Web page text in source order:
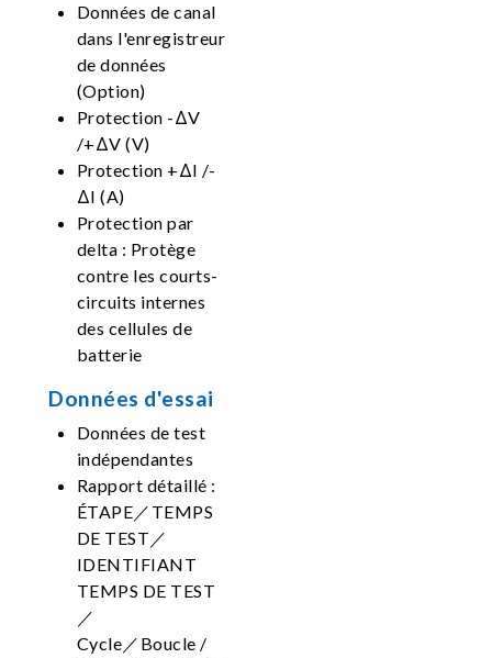
Données de canal
dans l'enregistreur
de données
(Option)
Protection -ΔV
/+ΔV (V)
Protection +ΔI /-
ΔI (A)
Protection par
delta : Protège
contre les courts-
circuits internes
des cellules de
batterie
Données d'essai
Données de test
indépendantes
Rapport détaillé :
ÉTAPE／TEMPS
DE TEST／
IDENTIFIANT
TEMPS DE TEST
／
Cycle／Boucle /